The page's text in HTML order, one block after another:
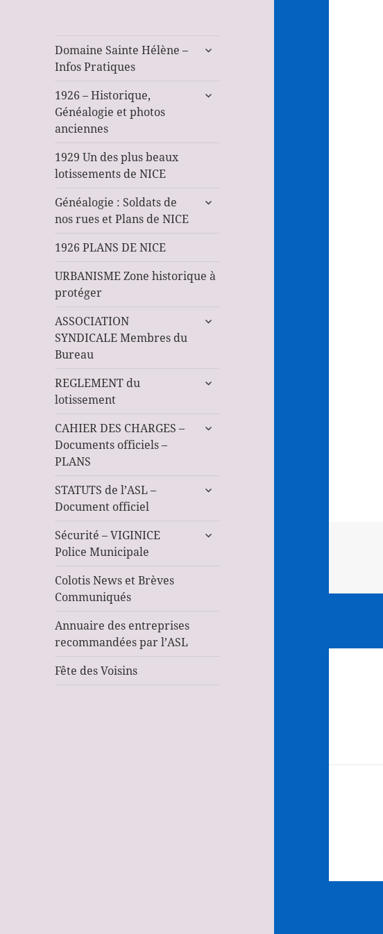
Domaine Sainte Hélène –
Infos Pratiques
ouvrir
menu
1926 – Historique,
Généalogie et photos
anciennes
ouvrir
1929 Un des plus beaux
lotissements de NICE
Généalogie : Soldats de
nos rues et Plans de NICE
ouvrir
1926 PLANS DE NICE
URBANISME Zone historique à
protéger
ASSOCIATION
SYNDICALE Membres du
Bureau
ouvrir
REGLEMENT du
lotissement
ouvrir
menu
CAHIER DES CHARGES –
Documents officiels –
PLANS
ouvrir
STATUTS de l’ASL –
Document officiel
ouvrir
menu
Sécurité – VIGINICE
Police Municipale
ouvrir
Colotis News et Brèves
Communiqués
Annuaire des entreprises
recommandées par l’ASL
Fête des Voisins